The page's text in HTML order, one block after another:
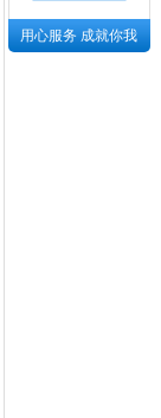
用心服务 成就你我